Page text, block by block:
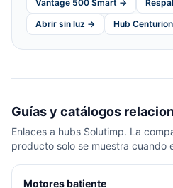
Vantage 500 Smart →
Abrir sin luz →
Hub
Guías y catálogos
Enlaces a hubs Solutimp. La
producto solo se muestra cuando
Motores batiente